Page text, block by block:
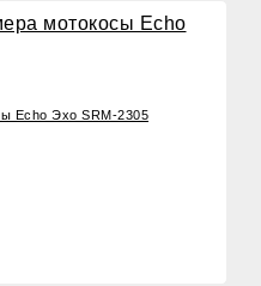
Echo Эхо SRM-2305